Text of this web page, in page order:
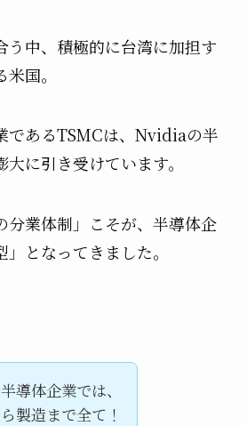
う中、積極的に台湾に加担す
国。
であるTSMCは、Nvidiaの半
に引き受けています。
分業体制」こそが、半導体企
となってきました。
導体企業では、
製造まで全て！